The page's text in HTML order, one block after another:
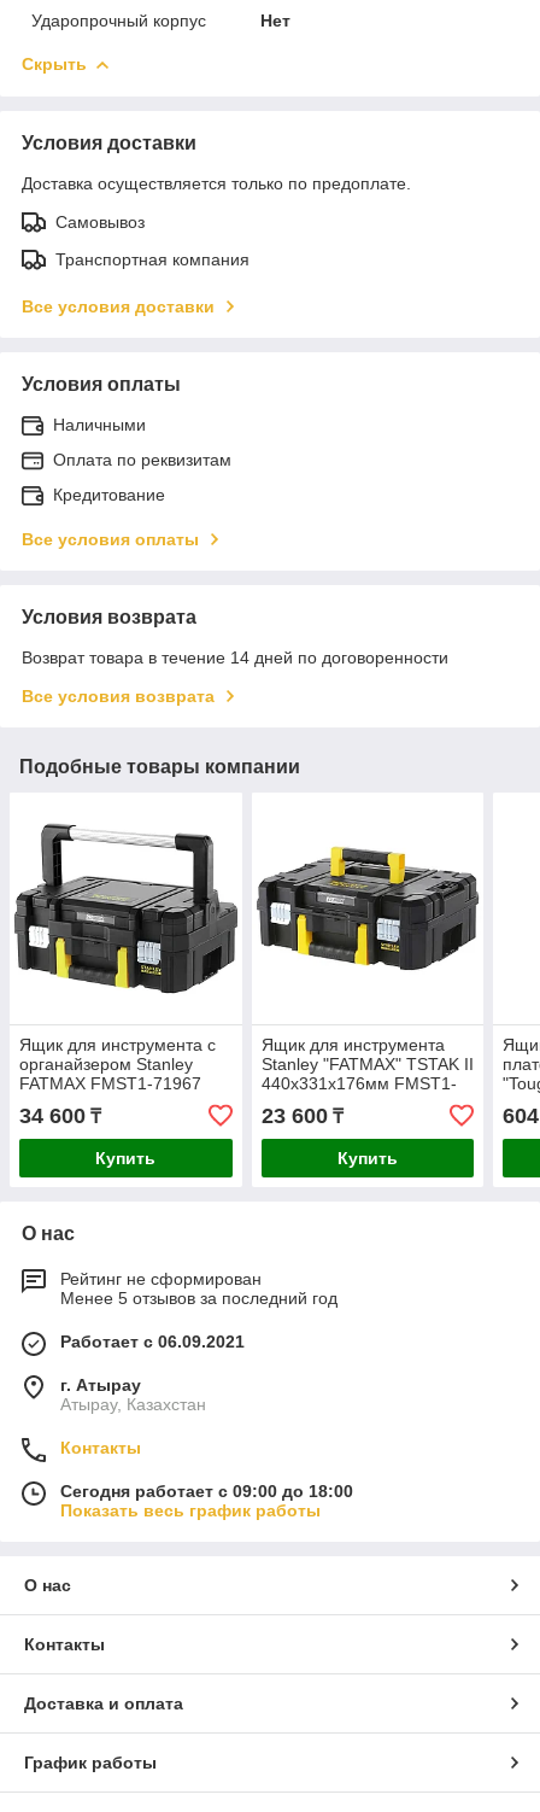
Ударопрочный корпус
Нет
Скрыть
Условия доставки
Доставка осуществляется только по предоплате.
Самовывоз
Транспортная компания
Все условия доставки
Условия оплаты
Наличными
Оплата по реквизитам
Кредитование
Все условия оплаты
Условия возврата
Возврат товара в течение 14 дней по договоренности
Все условия возврата
Подобные товары компании
Ящик для инструмента с
органайзером Stanley
FATMAX FMST1-71967
34 600 ₸
Купить
Ящик для инструмента
Stanley "FATMAX" TSTAK II
440х331х176мм FMST1-
23 600₸
Купить
О нас
Рейтинг не сформирован
Менее 5 отзывов за последний год
Работает с 06.09.2021
г. Атырау
Атырау, Казахстан
Контакты
Сегодня работает с 09:00 до 18:00
Показать весь график работы
О нас
Контакты
Доставка и оплата
График работы